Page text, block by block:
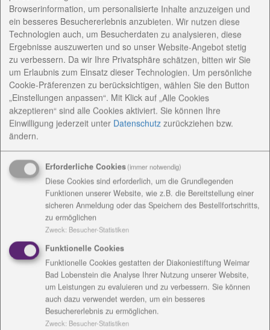
die ein wohl einmaliges Koch- und Backbuch enthält,
das gestern in der Begegnungsstätte der Diakonie im
Saalfelder Kasernengelände an der Prinz-Louis-
Ferdinand-Straße vorgestellt wurde.
"Beulwitz is(s)t vielfältig und bunt" heißt das
Büchlein, das in einer Auflage von 300 Stück
gedruckt wurde und zum Preis von fünf Euro gekauft
werden kann. Darin finden sich solch lecker
klingende Kreationen wie Albanische Leber,
Tansanische Kürbissuppe oder Arabischer
Honigkuchen.
Zusammengetragen hat die Rezepte über mehrere
Jahre Claudia Pensold von der Gemeinwesenarbeit
der Diakoniestiftung, die die Begegnungsstätte
betreibt. Angefangen habe alles mit einem offenen
Angebot für Kinder, die in dem Saalfelder Stadtteil
aus etwa 30 verschiedenen Nationen kommen. "Die
Kinder waren begeistert vom gemeinsamen Kochen",
erzählt Pensold. Danach seien die Jugendlichen
gekommen, schließlich die Erwachsenen. Immer
wurde etwas anderes in der Begegnungsstätte
Browserinformation, um personalisierte Inhalte anzuzeigen und
ein besseres Besuchererlebnis anzubieten. Wir nutzen diese
Technologien auch, um Besucherdaten zu analysieren, diese
Ergebnisse auszuwerten und so unser Website-Angebot stetig
zu verbessern. Da wir Ihre Privatsphäre schätzen, bitten wir Sie
um Erlaubnis zum Einsatz dieser Technologien. Um persönliche
Cookie-Präferenzen zu berücksichtigen, wählen Sie den Button
„Einstellungen anpassen“. Mit Klick auf „Alle Cookies
akzeptieren“ sind alle Cookies aktiviert. Sie können Ihre
Einwilligung jederzeit unter Datenschutz zurückziehen bzw.
ändern.
Erforderliche Cookies(immer notwendig)
Diese Cookies sind erforderlich, um die Grundlegenden
Funktionen unserer Website, wie z.B. die Bereitstellung einer
sicheren Anmeldung oder das Speichern des Bestellfortschritts,
zu ermöglichen
Zweck: Besucher-Statistiken
Funktionelle Cookies
Funktionelle Cookies gestatten der Diakoniestiftung Weimar
Bad Lobenstein die Analyse Ihrer Nutzung unserer Website,
um Leistungen zu evaluieren und zu verbessern. Sie können
auch dazu verwendet werden, um ein besseres
Besuchererlebnis zu ermöglichen.
Zweck: Besucher-Statistiken